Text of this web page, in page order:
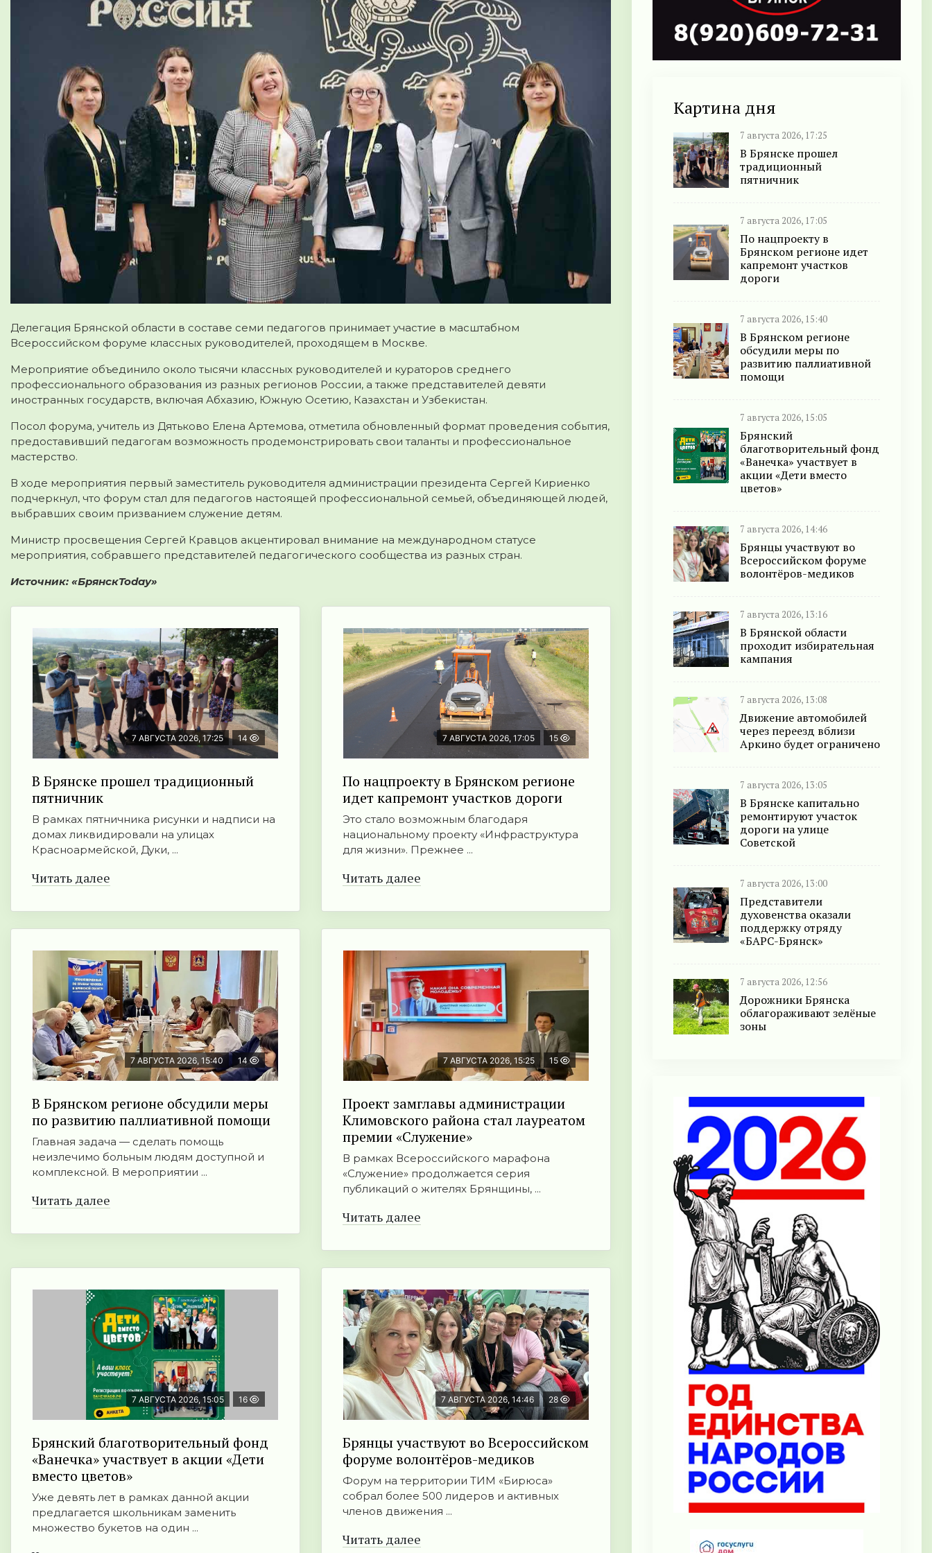
Делегация Брянской области в составе семи педагогов принимает участие в масштабном
Всероссийском форуме классных руководителей, проходящем в Москве.
Мероприятие объединило около тысячи классных руководителей и кураторов среднего
профессионального образования из разных регионов России, а также представителей девяти
иностранных государств, включая Абхазию, Южную Осетию, Казахстан и Узбекистан.
Посол форума, учитель из Дятьково Елена Артемова, отметила обновленный формат проведения события,
предоставивший педагогам возможность продемонстрировать свои таланты и профессиональное
мастерство.
В ходе мероприятия первый заместитель руководителя администрации президента Сергей Кириенко
подчеркнул, что форум стал для педагогов настоящей профессиональной семьей, объединяющей людей,
выбравших своим призванием служение детям.
Министр просвещения Сергей Кравцов акцентировал внимание на международном статусе
мероприятия, собравшего представителей педагогического сообщества из разных стран.
Источник: «БрянскToday»
7 АВГУСТА 2026, 17:25 14
В Брянске прошел традиционный
пятничник
В рамках пятничника рисунки и надписи на
домах ликвидировали на улицах
Красноармейской, Дуки, ...
Читать далее
7 АВГУСТА 2026, 17:05 15
По нацпроекту в Брянском регионе
идет капремонт участков дороги
Это стало возможным благодаря
национальному проекту «Инфраструктура
для жизни». Прежнее ...
Читать далее
7 АВГУСТА 2026, 15:40 14
В Брянском регионе обсудили меры
по развитию паллиативной помощи
Главная задача — сделать помощь
неизлечимо больным людям доступной и
комплексной. В мероприятии ...
Читать далее
7 АВГУСТА 2026, 15:25 15
Проект замглавы администрации
Климовского района стал лауреатом
премии «Служение»
В рамках Всероссийского марафона
«Служение» продолжается серия
публикаций о жителях Брянщины, ...
Читать далее
7 АВГУСТА 2026, 15:05 16
Брянский благотворительный фонд
«Ванечка» участвует в акции «Дети
вместо цветов»
Уже девять лет в рамках данной акции
предлагается школьникам заменить
множество букетов на один ...
7 АВГУСТА 2026, 14:46 28
Брянцы участвуют во Всероссийском
форуме волонтёров-медиков
Форум на территории ТИМ «Бирюса»
собрал более 500 лидеров и активных
членов движения ...
Читать далее
Картина дня
7 августа 2026, 17:25
В Брянске прошел
традиционный
пятничник
7 августа 2026, 17:05
По нацпроекту в
Брянском регионе идет
капремонт участков
дороги
7 августа 2026, 15:40
В Брянском регионе
обсудили меры по
развитию паллиативной
помощи
7 августа 2026, 15:05
Брянский
благотворительный фонд
«Ванечка» участвует в
акции «Дети вместо
цветов»
7 августа 2026, 14:46
Брянцы участвуют во
Всероссийском форуме
волонтёров-медиков
7 августа 2026, 13:16
В Брянской области
проходит избирательная
кампания
7 августа 2026, 13:08
Движение автомобилей
через переезд вблизи
Аркино будет ограничено
7 августа 2026, 13:05
В Брянске капитально
ремонтируют участок
дороги на улице
Советской
7 августа 2026, 13:00
Представители
духовенства оказали
поддержку отряду
«БАРС-Брянск»
7 августа 2026, 12:56
Дорожники Брянска
облагораживают зелёные
зоны